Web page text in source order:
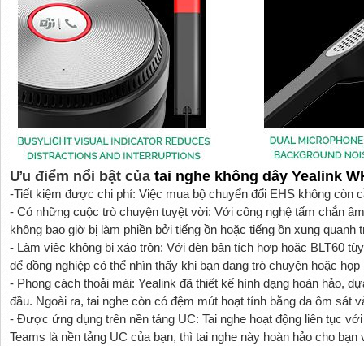
Ưu điểm nổi bật của tai nghe không dây Yealink
-Tiết kiệm được chi phí: Việc mua bộ chuyển đổi EHS không còn
- Có những cuộc trò chuyện tuyệt vời: Với công nghệ tấm chắn
không bao giờ bị làm phiền bởi tiếng ồn hoặc tiếng ồn xung quanh
- Làm việc không bị xáo trộn: Với đèn bận tích hợp hoặc BLT60
để đồng nghiệp có thể nhìn thấy khi bạn đang trò chuyện hoặc họp
- Phong cách thoải mái: Yealink đã thiết kế hình dạng hoàn hảo,
đầu. Ngoài ra, tai nghe còn có đệm mút hoạt tính bằng da ôm sát
- Được ứng dụng trên nền tảng UC: Tai nghe hoạt động liên tục
Teams là nền tảng UC của bạn, thì tai nghe này hoàn hảo cho